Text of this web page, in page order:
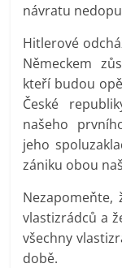
návratu
Hitlerové
Německem
kteří budou
České
našeho
jeho
zániku obou
vlastizrádců a
všechny
době.